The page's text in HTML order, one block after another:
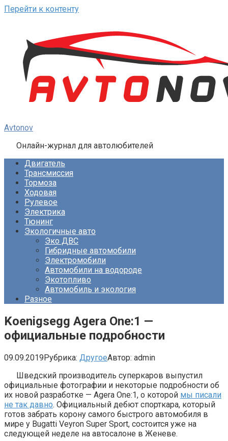
Перейти к контенту
Avtonov
Онлайн-журнал для автолюбителей
Двигатель
Трансмиссия
Тормоза
Ходовая
Рулевое
Электрика
Тюнинг
Экологичные авто
Эко ДВС
Гибридные автомобили
Электромобили
Автомобили на водороде
Экотопливо
Автомобиль и экология
Разное
Koenigsegg Agera One:1 —
официальные подробности
09.09.2019Рубрика: ДругоеАвтор: admin
Шведский производитель суперкаров выпустил
официальные фотографии и некоторые подробности об
их новой разработке — Agera One:1, о которой мы писали
не так давно. Официальный дебют спорткара, который
готов забрать корону самого быстрого автомобиля в
мире у Bugatti Veyron Super Sport, состоится уже на
следующей неделе на автосалоне в Женеве.